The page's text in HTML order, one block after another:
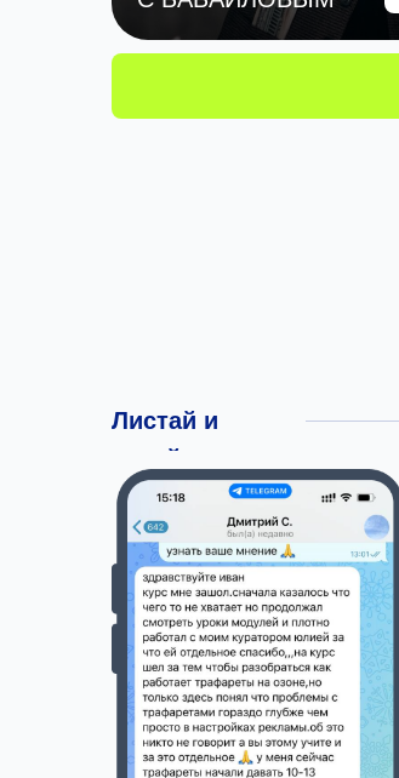
Листай и
читай